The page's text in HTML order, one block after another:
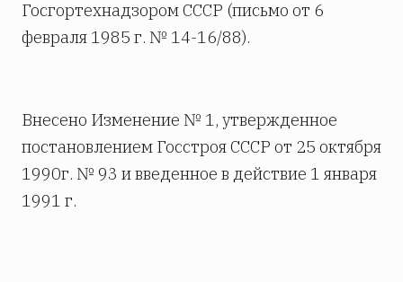
Госгортехнадзором СССР (письмо от 6
февраля 1985 г. № 14-16/88).
Внесено Изменение № 1, утвержденное
постановлением Госстроя СССР от 25 октября
1990г. № 93 и введенное в действие 1 января
1991 г.